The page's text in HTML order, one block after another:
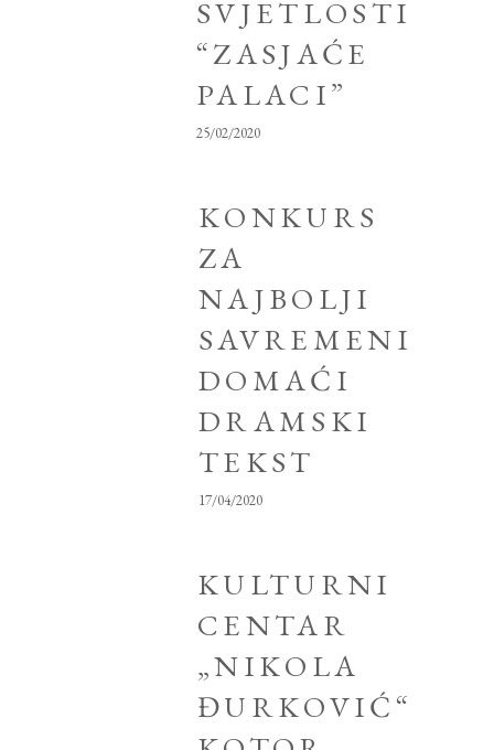
SVJETLOSTI
“ZASJAĆE
PALACI”
25/02/2020
KONKURS
ZA
NAJBOLJI
SAVREMENI
DOMAĆI
DRAMSKI
TEKST
17/04/2020
KULTURNI
CENTAR
„NIKOLA
ĐURKOVIĆ“